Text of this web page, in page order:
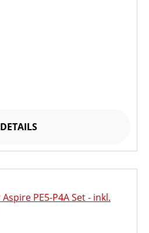
DETAILS